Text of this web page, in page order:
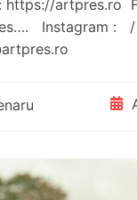
https://artpres.ro​​​
Instagram : /